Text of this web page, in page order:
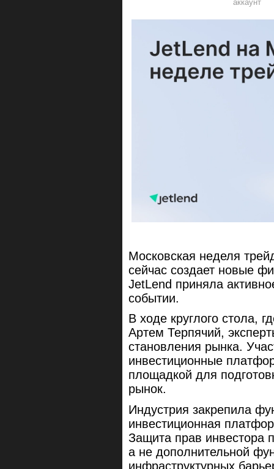
Московская неделя
сейчас создает новые
JetLend приняла
событии.
В ходе круглого стола,
Артем Терпячий,
становления рынка.
инвестиционные
площадкой для
рынок.
Индустрия закрепила
инвестиционная
Защита прав инвестора
а не дополнительной
инфраструктурных